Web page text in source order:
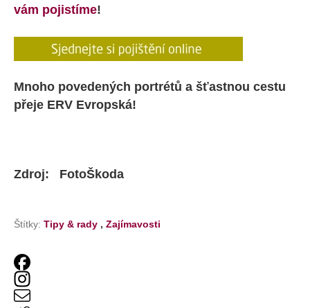
vám pojistíme!
Mnoho povedených portrétů a šťastnou cestu
přeje ERV Evropská!
Zdroj: FotoŠkoda
Štítky: Tipy & rady , Zajímavosti